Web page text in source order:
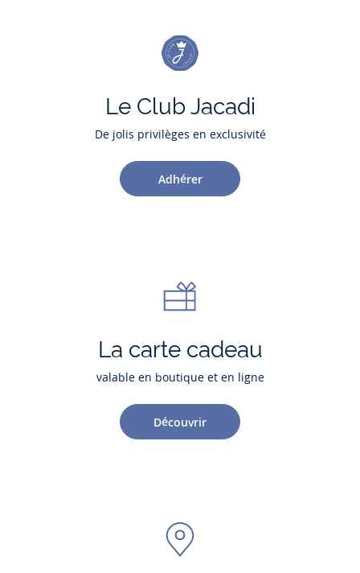
Le Club Jacadi
De jolis privilèges en exclusivité
Adhérer
La carte cadeau
valable en boutique et en ligne
Découvrir